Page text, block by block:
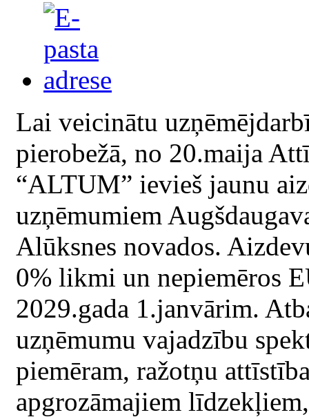
Lai veicinātu
pierobežā, no 20.maija
“ALTUM” ievieš jaunu
uzņēmumiem
Alūksnes novados.
0% likmi un nepiemēros
2029.gada 1.janvārim.
uzņēmumu vajadzību
piemēram, ražotņu
apgrozāmajiem